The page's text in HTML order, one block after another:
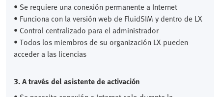
• Se requiere una conexión permanente a Internet
• Funciona con la versión web de FluidSIM y dentro de LX
• Control centralizado para el administrador
• Todos los miembros de su organización LX pueden
acceder a las licencias
3. A través del asistente de activación